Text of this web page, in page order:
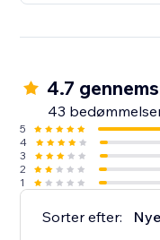
4.7
43
5
4
3
2
1
Sorter efter: